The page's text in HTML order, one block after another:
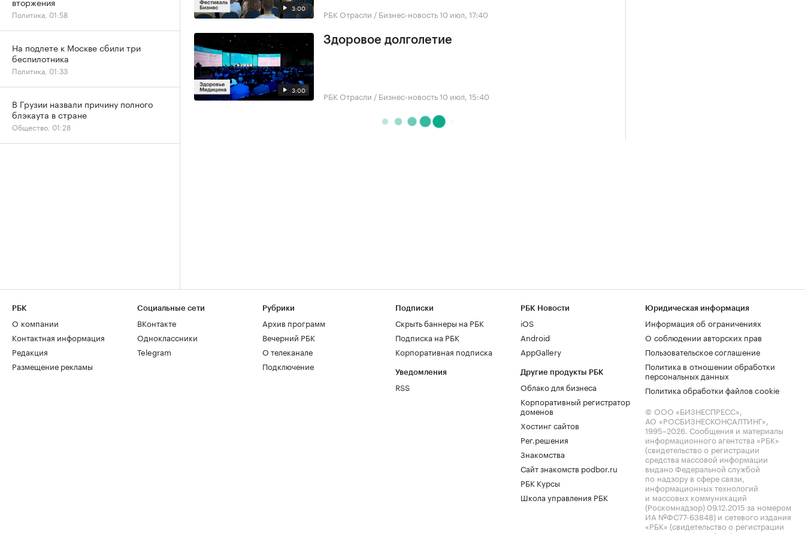
3:00 РБК Отрасли / Бизнес-новость10 июл, 17:40
3:00
Здоровое долголетие
РБК Отрасли / Бизнес-новость10 июл, 15:40
Политика, 01:58
На подлете к Москве сбили три
беспилотника
Политика, 01:33
В Грузии назвали причину полного
блэкаута в стране
Общество, 01:28
РБК
О компании
Контактная информация
Редакция
Размещение рекламы
Социальные сети
ВКонтакте
Одноклассники
Telegram
Рубрики
Архив программ
Вечерний РБК
О телеканале
Подключение
Подписки
Скрыть баннеры на РБК
Подписка на РБК
Корпоративная подписка
Уведомления
RSS
РБК Новости
iOS
Android
AppGallery
Другие продукты РБК
Облако для бизнеса
Корпоративный регистратор
доменов
Хостинг сайтов
Рег.решения
Знакомства
Сайт знакомств podbor.ru
РБК Курсы
Школа управления РБК
Юридическая информация
Информация об ограничениях
О соблюдении авторских прав
Пользовательское соглашение
Политика в отношении обработки
персональных данных
Политика обработки файлов cookie
© ООО «БИЗНЕСПРЕСС»,
АО «РОСБИЗНЕСКОНСАЛТИНГ»,
1995–2026. Сообщения и материалы
информационного агентства «РБК»
(свидетельство о регистрации
средства массовой информации
выдано Федеральной службой
по надзору в сфере связи,
информационных технологий
и массовых коммуникаций
(Роскомнадзор) 09.12.2015 за номером
ИА №ФС77-63848) и сетевого издания
«РБК» (свидетельство о регистрации